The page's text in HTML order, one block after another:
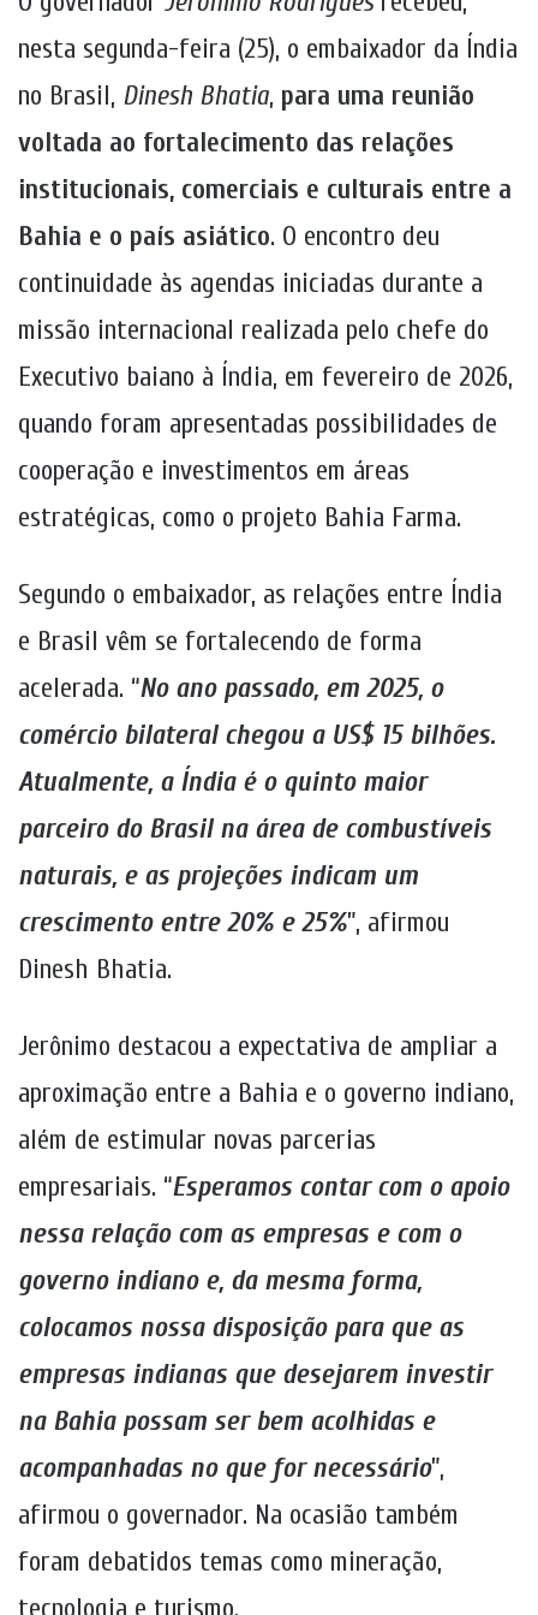
nesta segunda-feira (25), o embaixador da Índia
no Brasil, Dinesh Bhatia, para uma reunião
voltada ao fortalecimento das relações
institucionais, comerciais e culturais entre a
Bahia e o país asiático. O encontro deu
continuidade às agendas iniciadas durante a
missão internacional realizada pelo chefe do
Executivo baiano à Índia, em fevereiro de 2026,
quando foram apresentadas possibilidades de
cooperação e investimentos em áreas
estratégicas, como o projeto Bahia Farma.
Segundo o embaixador, as relações entre Índia
e Brasil vêm se fortalecendo de forma
acelerada. “No ano passado, em 2025, o
comércio bilateral chegou a US$ 15 bilhões.
Atualmente, a Índia é o quinto maior
parceiro do Brasil na área de combustíveis
naturais, e as projeções indicam um
crescimento entre 20% e 25%”, afirmou
Dinesh Bhatia.
Jerônimo destacou a expectativa de ampliar a
aproximação entre a Bahia e o governo indiano,
além de estimular novas parcerias
empresariais. “Esperamos contar com o apoio
nessa relação com as empresas e com o
governo indiano e, da mesma forma,
colocamos nossa disposição para que as
empresas indianas que desejarem investir
na Bahia possam ser bem acolhidas e
acompanhadas no que for necessário”,
afirmou o governador. Na ocasião também
foram debatidos temas como mineração,
tecnologia e turismo.